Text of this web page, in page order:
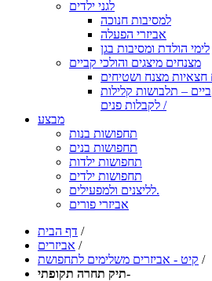
לגני ילדים
למסיבות חנוכה
אביזרי הפעלה
לימי הולדת ומסיבות בגן
מצנחים מיצגים והולכי קביים
חצאיות מצנח ושטיחים
– תלבושות קלילות
לקבלות פנים /
מבצע
תחפושות בנות
תחפושות בנים
תחפושות ילדות
תחפושות ילדים
לליצנים ולמפעילים.
אביזרי פורים
דף הבית /
אביזרים /
קיט - אביזרים משלימים לתחפושת /
תיק תחרה תקופתי-